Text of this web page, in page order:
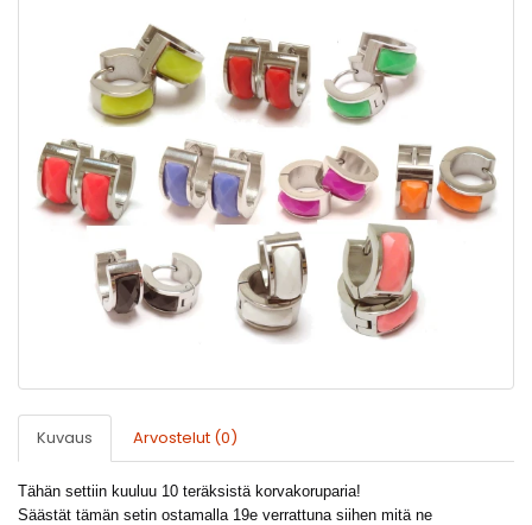
Kuvaus Arvostelut (0)
Tähän settiin kuuluu 10 teräksistä korvakoruparia!
Säästät tämän setin ostamalla 19e verrattuna siihen mitä ne